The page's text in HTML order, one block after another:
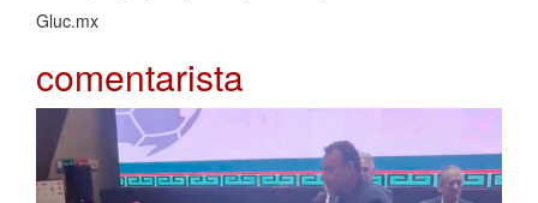
Gluc.mx
comentarista